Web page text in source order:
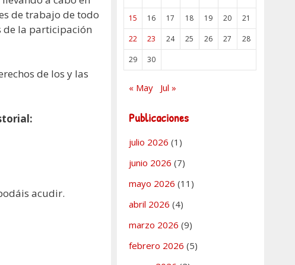
de trabajo de todo
de la participación
de los y las
acudir.
15 16 17 18 19 20 21
22 23 24 25 26 27 28
29 30
« May Jul »
Publicaciones
julio 2026 (1)
junio 2026 (7)
mayo 2026 (11)
abril 2026 (4)
marzo 2026 (9)
febrero 2026 (5)